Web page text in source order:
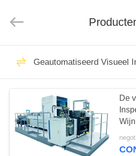
HUIS
PRODUCTEN
ONGEVEER
ONS
Rights
focusight
Geautomatiseerd Visueel
De
de